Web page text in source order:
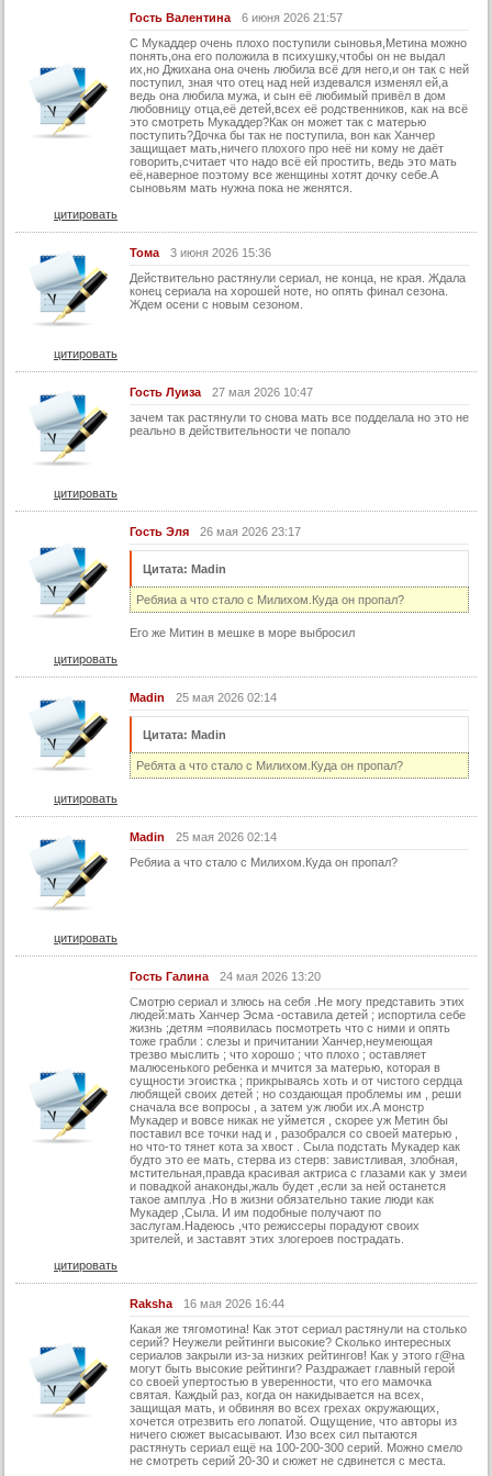
44 серия
48 серия
49 серия
50 серия
51 серия
52 серия
54 серия
55 серия
57 серия
59 серия
60 серия
62 серия
63 серия
64 серия
65 серия
67 серия
68 серия
69 серия
70 серия
71 серия
76 серия
77 серия
82 серия
85 серия
86 серия
Гость Валентина
6 июня 2026 21:57
С Мукаддер очень плохо поступили сыновья,Метина можно
понять,она его положила в психушку,чтобы он не выдал
их,но Джихана она очень любила всё для него,и он так с ней
поступил, зная что отец над ней издевался изменял ей,а
ведь она любила мужа, и сын её любимый привёл в дом
любовницу отца,её детей,всех её родственников, как на всё
это смотреть Мукаддер?Как он может так с матерью
поступить?Дочка бы так не поступила, вон как Ханчер
защищает мать,ничего плохого про неё ни кому не даёт
говорить,считает что надо всё ей простить, ведь это мать
её,наверное поэтому все женщины хотят дочку себе.А
сыновьям мать нужна пока не женятся.
цитировать
Тома
3 июня 2026 15:36
Действительно растянули сериал, не конца, не края. Ждала
конец сериала на хорошей ноте, но опять финал сезона.
Ждем осени с новым сезоном.
цитировать
Гость Луиза
27 мая 2026 10:47
зачем так растянули то снова мать все подделала но это не
реально в действительности че попало
цитировать
Гость Эля 26 мая 2026 23:17
Цитата: Madin
Ребяиа а что стало с Милихом.Куда он пропал?
Его же Митин в мешке в море выбросил
цитировать
Madin 25 мая 2026 02:14
Цитата: Madin
Ребята а что стало с Милихом.Куда он пропал?
цитировать
Madin
25 мая 2026 02:14
Ребяиа а что стало с Милихом.Куда он пропал?
цитировать
Гость Галина
24 мая 2026 13:20
Смотрю сериал и злюсь на себя .Не могу представить этих
людей:мать Ханчер Эсма -оставила детей ; испортила себе
жизнь ;детям =появилась посмотреть что с ними и опять
тоже грабли : слезы и причитании Ханчер,неумеющая
трезво мыслить ; что хорошо ; что плохо ; оставляет
малюсенького ребенка и мчится за матерью, которая в
сущности эгоистка ; прикрываясь хоть и от чистого сердца
любящей своих детей ; но создающая проблемы им , реши
сначала все вопросы , а затем уж люби их.А монстр
Мукадер и вовсе никак не уймется , скорее уж Метин бы
поставил все точки над и , разобрался со своей матерью ,
но что-то тянет кота за хвост . Сыла подстать Мукадер как
будто это ее мать, стерва из стерв: завистливая, злобная,
мстительная,правда красивая актриса с глазами как у змеи
и повадкой анаконды,жаль будет ,если за ней останется
такое амплуа .Но в жизни обязательно такие люди как
Мукадер ,Сыла. И им подобные получают по
заслугам.Надеюсь ,что режиссеры порадуют своих
зрителей, и заставят этих злогероев пострадать.
цитировать
Raksha
16 мая 2026 16:44
Какая же тягомотина! Как этот сериал растянули на столько
серий? Неужели рейтинги высокие? Сколько интересных
сериалов закрыли из-за низких рейтингов! Как у этого г@на
могут быть высокие рейтинги? Раздражает главный герой
со своей упертостью в уверенности, что его мамочка
святая. Каждый раз, когда он накидывается на всех,
защищая мать, и обвиняя во всех грехах окружающих,
хочется отрезвить его лопатой. Ощущение, что авторы из
ничего сюжет высасывают. Изо всех сил пытаются
растянуть сериал ещё на 100-200-300 серий. Можно смело
не смотреть серий 20-30 и сюжет не сдвинется с места.